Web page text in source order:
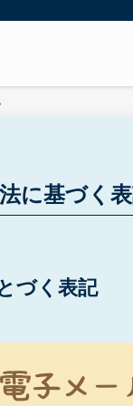
に基づく
づく表記